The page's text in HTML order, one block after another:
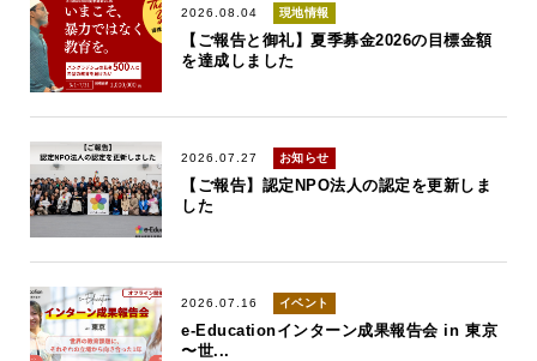
2026.08.04 現地情報
【ご報告と御礼】夏季募金2026の目標金額
を達成しました
2026.07.27 お知らせ
【ご報告】認定NPO法人の認定を更新しま
した
2026.07.16 イベント
e-Educationインターン成果報告会 in 東京
〜世...